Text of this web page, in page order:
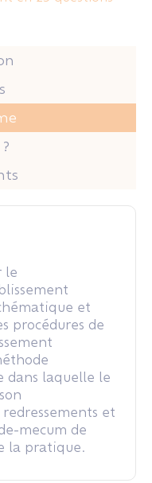
le
et
procédures de
dans laquelle le
et
mecum de
la pratique.